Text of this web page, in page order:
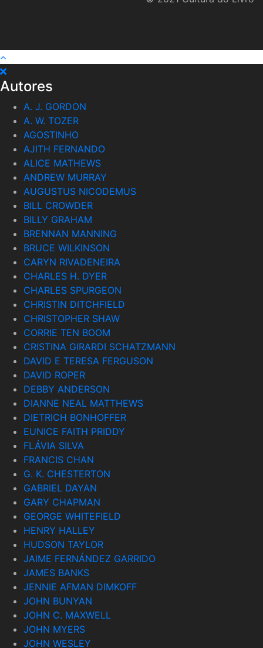
Autores
A. J. GORDON
A. W. TOZER
AGOSTINHO
AJITH FERNANDO
ALICE MATHEWS
ANDREW MURRAY
AUGUSTUS NICODEMUS
BILL CROWDER
BILLY GRAHAM
BRENNAN MANNING
BRUCE WILKINSON
CARYN RIVADENEIRA
CHARLES H. DYER
CHARLES SPURGEON
CHRISTIN DITCHFIELD
CHRISTOPHER SHAW
CORRIE TEN BOOM
CRISTINA GIRARDI SCHATZMANN
DAVID E TERESA FERGUSON
DAVID ROPER
DEBBY ANDERSON
DIANNE NEAL MATTHEWS
DIETRICH BONHOFFER
EUNICE FAITH PRIDDY
FLÁVIA SILVA
FRANCIS CHAN
G. K. CHESTERTON
GABRIEL DAYAN
GARY CHAPMAN
GEORGE WHITEFIELD
HENRY HALLEY
HUDSON TAYLOR
JAIME FERNÁNDEZ GARRIDO
JAMES BANKS
JENNIE AFMAN DIMKOFF
JOHN BUNYAN
JOHN C. MAXWELL
JOHN MYERS
JOHN WESLEY